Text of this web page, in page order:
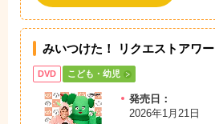
みいつけた！ リクエストアワー
DVD こども・幼児
発売日：
2026年1月21日